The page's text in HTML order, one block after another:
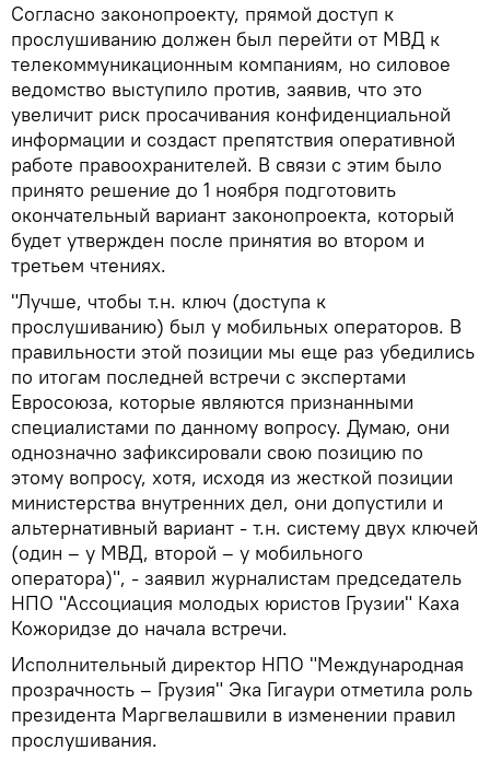
Согласно законопроекту, прямой доступ к
прослушиванию должен был перейти от МВД к
телекоммуникационным компаниям, но силовое
ведомство выступило против, заявив, что это
увеличит риск просачивания конфиденциальной
информации и создаст препятствия оперативной
работе правоохранителей. В связи с этим было
принято решение до 1 ноября подготовить
окончательный вариант законопроекта, который
будет утвержден после принятия во втором и
третьем чтениях.
"Лучше, чтобы т.н. ключ (доступа к
прослушиванию) был у мобильных операторов. В
правильности этой позиции мы еще раз убедились
по итогам последней встречи с экспертами
Евросоюза, которые являются признанными
специалистами по данному вопросу. Думаю, они
однозначно зафиксировали свою позицию по
этому вопросу, хотя, исходя из жесткой позиции
министерства внутренних дел, они допустили и
альтернативный вариант - т.н. систему двух ключей
(один – у МВД, второй – у мобильного
оператора)", - заявил журналистам председатель
НПО "Ассоциация молодых юристов Грузии" Каха
Кожоридзе до начала встречи.
Исполнительный директор НПО "Международная
прозрачность – Грузия" Эка Гигаури отметила роль
президента Маргвелашвили в изменении правил
прослушивания.